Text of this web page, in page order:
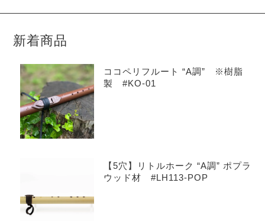
新着商品
ココペリフルート “A調” ※樹脂
製 #KO-01
【5穴】リトルホーク “A調” ポプラ
ウッド材 #LH113-POP